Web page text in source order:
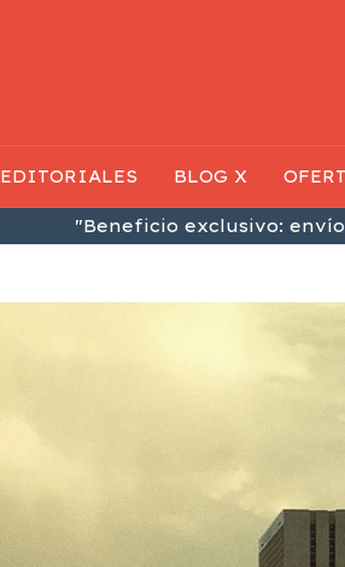
"Beneficio exclusivo:
EDITORIALES BLOG X